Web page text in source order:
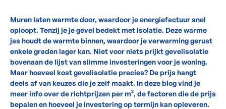
Muren laten warmte door, waardoor je energiefactuur snel
oploopt. Tenzij je je gevel bedekt met isolatie. Deze warme
jas houdt de warmte binnen, waardoor je verwarming gerust
enkele graden lager kan. Niet voor niets prijkt gevelisolatie
bovenaan de lijst van slimme investeringen voor je woning.
Maar hoeveel kost gevelisolatie precies? De prijs hangt
deels af van keuzes die je zelf maakt. In deze blog vind je
meer info over de richtprijzen per m², de factoren die de prijs
bepalen en hoeveel je investering op termijn kan opleveren.